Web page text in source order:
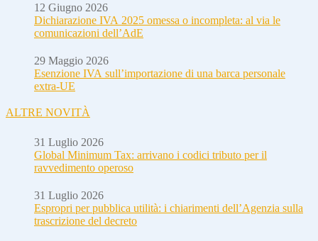
12 Giugno 2026
Dichiarazione IVA 2025 omessa o incompleta: al via le
comunicazioni dell’AdE
29 Maggio 2026
Esenzione IVA sull’importazione di una barca personale
extra-UE
ALTRE NOVITÀ
31 Luglio 2026
Global Minimum Tax: arrivano i codici tributo per il
ravvedimento operoso
31 Luglio 2026
Espropri per pubblica utilità: i chiarimenti dell’Agenzia sulla
trascrizione del decreto